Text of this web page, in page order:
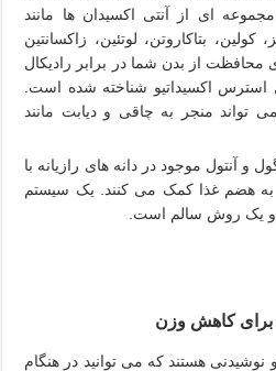
ای از آنتی اکسیدان ها مانند
بتاکاروتن، لوتئین، زاکسانتین
از بدن شما در برابر رادیکال
استرس اکسیداتیو شناخته شده است.
تواند منجر به چاقی و دیابت مانند
و آنتول موجود در دانه های رازیانه با
به هضم غذا کمک می کنند. یک سیستم
یک روش سالم است.
برای کاهش وزن
نوشیدنی هستند که می توانید در هنگام